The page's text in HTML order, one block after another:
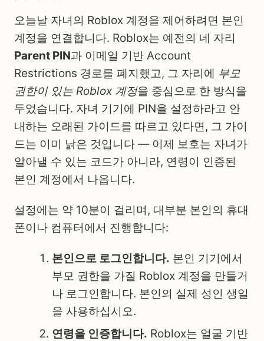
오늘날 자녀의 Roblox 계정을 제어하려면 본인
계정을 연결합니다. Roblox는 예전의 네 자리
Parent PIN과 이메일 기반 Account
Restrictions 경로를 폐지했고, 그 자리에 부모
권한이 있는 Roblox 계정을 중심으로 한 방식을
두었습니다. 자녀 기기에 PIN을 설정하라고 안
내하는 오래된 가이드를 따르고 있다면, 그 가이
드는 이미 낡은 것입니다 — 이제 보호는 자녀가
알아낼 수 있는 코드가 아니라, 연령이 인증된
본인 계정에서 나옵니다.
설정에는 약 10분이 걸리며, 대부분 본인의 휴대
폰이나 컴퓨터에서 진행합니다:
본인으로 로그인합니다. 본인 기기에서
부모 권한을 가질 Roblox 계정을 만들거
나 로그인합니다. 본인의 실제 성인 생일
을 사용하십시오.
연령을 인증합니다. Roblox는 얼굴 기반